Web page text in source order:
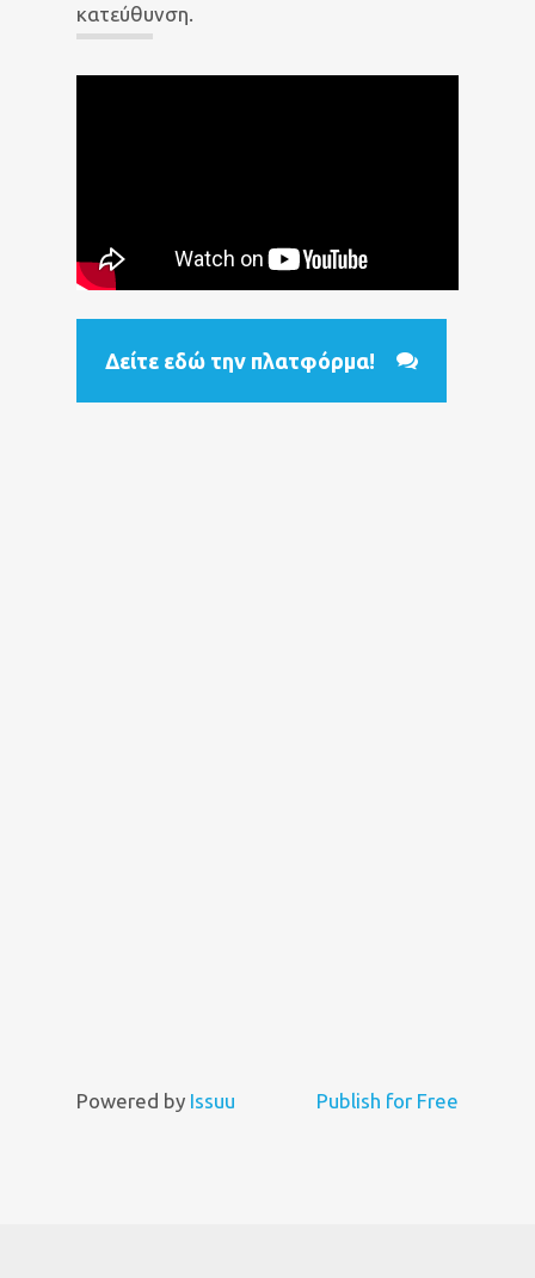
κατεύθυνση.
Δείτε εδώ την πλατφόρμα!
Powered by Issuu Publish for Free